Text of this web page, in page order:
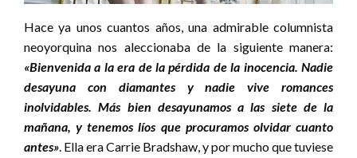
Hace ya unos cuantos años, una admirable columnista
neoyorquina nos aleccionaba de la siguiente manera:
«Bienvenida a la era de la pérdida de la inocencia. Nadie
desayuna con diamantes y nadie vive romances
inolvidables. Más bien desayunamos a las siete de la
mañana, y tenemos líos que procuramos olvidar cuanto
antes». Ella era Carrie Bradshaw, y por mucho que tuviese